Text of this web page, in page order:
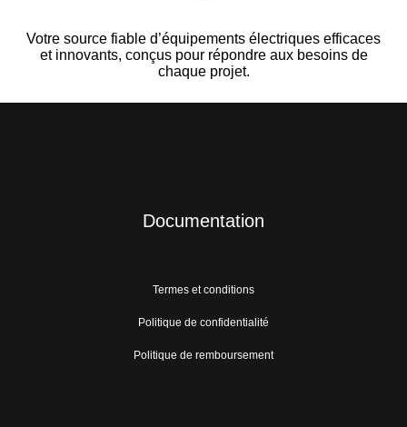
Votre source fiable d’équipements électriques efficaces
et innovants, conçus pour répondre aux besoins de
chaque projet.
Documentation
Termes et conditions
Politique de confidentialité
Politique de remboursement